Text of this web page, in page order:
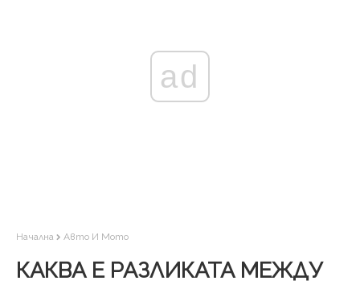
ad
Начална Авто И Мото
КАКВА Е РАЗЛИКАТА МЕЖДУ